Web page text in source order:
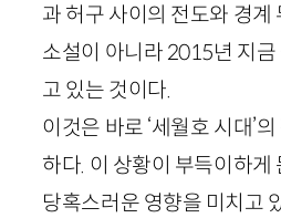
과 허구 사이의 전도와 경계
소설이 아니라 2015년 지
고 있는 것이다.
이것은 바로 ‘세월호 시대’
하다. 이 상황이 부득이하게
당혹스러운 영향을 미치고